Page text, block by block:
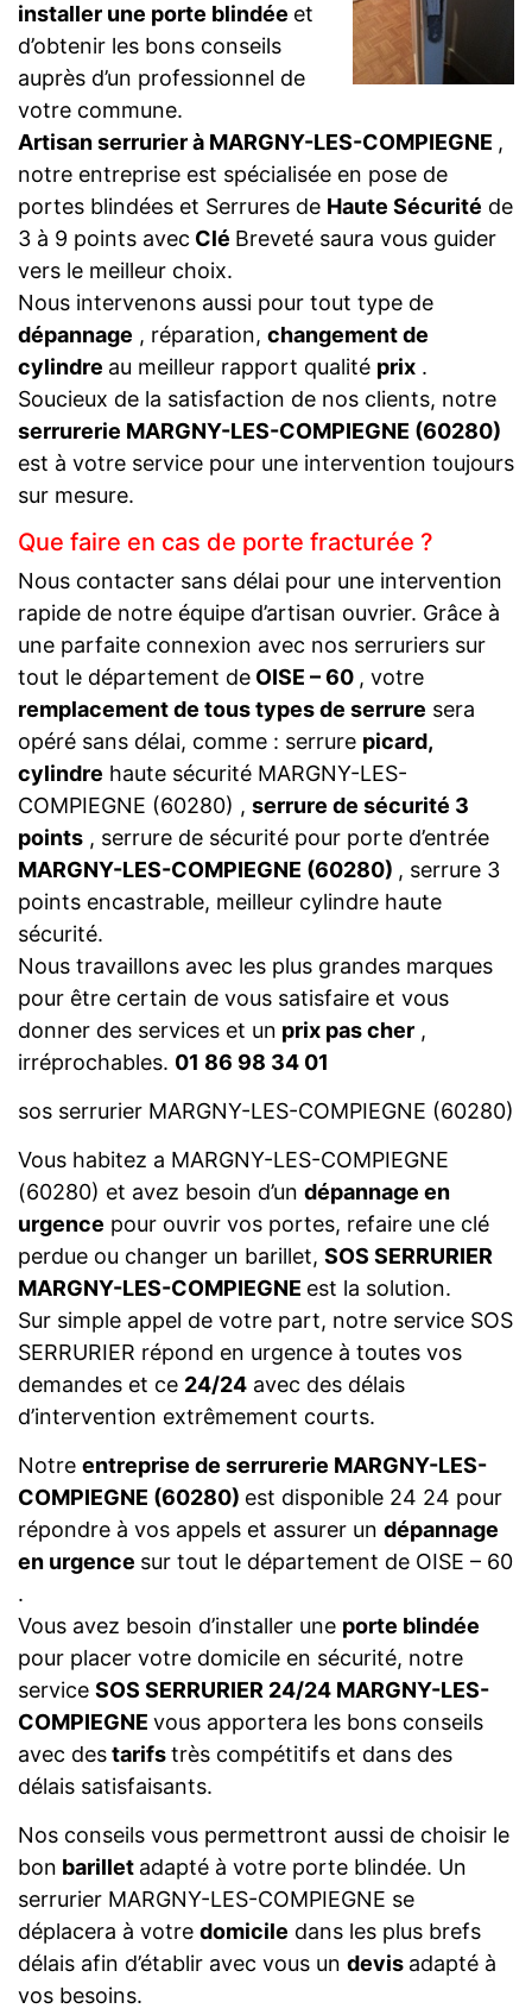
installer une porte blindée et
d’obtenir les bons conseils
auprès d’un professionnel de
votre commune.
Artisan serrurier à MARGNY-LES-COMPIEGNE ,
notre entreprise est spécialisée en pose de
portes blindées et Serrures de Haute Sécurité de
3 à 9 points avec Clé Breveté saura vous guider
vers le meilleur choix.
Nous intervenons aussi pour tout type de
dépannage , réparation, changement de
cylindre au meilleur rapport qualité prix .
Soucieux de la satisfaction de nos clients, notre
serrurerie MARGNY-LES-COMPIEGNE (60280)
est à votre service pour une intervention toujours
sur mesure.
Que faire en cas de porte fracturée ?
Nous contacter sans délai pour une intervention
rapide de notre équipe d’artisan ouvrier. Grâce à
une parfaite connexion avec nos serruriers sur
tout le département de OISE – 60 , votre
remplacement de tous types de serrure sera
opéré sans délai, comme : serrure picard,
cylindre haute sécurité MARGNY-LES-
COMPIEGNE (60280) , serrure de sécurité 3
points , serrure de sécurité pour porte d’entrée
MARGNY-LES-COMPIEGNE (60280) , serrure 3
points encastrable, meilleur cylindre haute
sécurité.
Nous travaillons avec les plus grandes marques
pour être certain de vous satisfaire et vous
donner des services et un prix pas cher ,
irréprochables. 01 86 98 34 01
sos serrurier MARGNY-LES-COMPIEGNE (60280)
Vous habitez a MARGNY-LES-COMPIEGNE
(60280) et avez besoin d’un dépannage en
urgence pour ouvrir vos portes, refaire une clé
perdue ou changer un barillet, SOS SERRURIER
MARGNY-LES-COMPIEGNE est la solution.
Sur simple appel de votre part, notre service SOS
SERRURIER répond en urgence à toutes vos
demandes et ce 24/24 avec des délais
d’intervention extrêmement courts.
Notre entreprise de serrurerie MARGNY-LES-
COMPIEGNE (60280) est disponible 24 24 pour
répondre à vos appels et assurer un dépannage
en urgence sur tout le département de OISE – 60
.
Vous avez besoin d’installer une porte blindée
pour placer votre domicile en sécurité, notre
service SOS SERRURIER 24/24 MARGNY-LES-
COMPIEGNE vous apportera les bons conseils
avec destarifstrès compétitifs et dans des
délais satisfaisants.
Nos conseils vous permettront aussi de choisir le
bon barillet adapté à votre porte blindée. Un
serrurier MARGNY-LES-COMPIEGNE se
déplacera à votre domicile dans les plus brefs
délais afin d’établir avec vous un devis adapté à
vos besoins.